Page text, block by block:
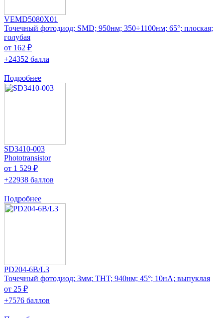
VEMD5080X01
Точечный фотодиод; SMD; 950нм; 350÷1100нм; 65°; плоская;
голубая
от 162 ₽
+24352 балла
Подробнее
SD3410-003
Phototransistor
от 1 529 ₽
+22938 баллов
Подробнее
PD204-6B/L3
Точечный фотодиод; 3мм; THT; 940нм; 45°; 10нА; выпуклая
от 25 ₽
+7576 баллов